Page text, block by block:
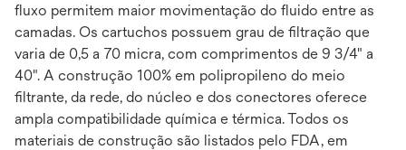
fluxo permitem maior movimentação do fluido entre as
camadas. Os cartuchos possuem grau de filtração que
varia de 0,5 a 70 micra, com comprimentos de 9 3/4" a
40". A construção 100% em polipropileno do meio
filtrante, da rede, do núcleo e dos conectores oferece
ampla compatibilidade química e térmica. Todos os
materiais de construção são listados pelo FDA, em